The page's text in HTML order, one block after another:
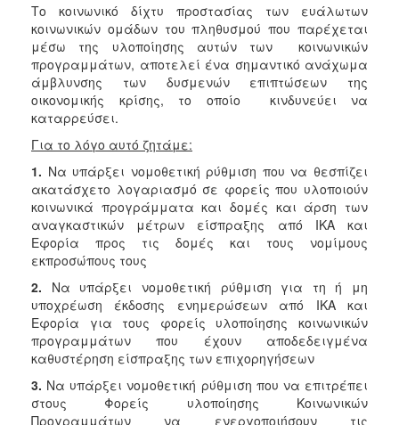
Το κοινωνικό δίχτυ προστασίας των ευάλωτων
κοινωνικών ομάδων του πληθυσμού που παρέχεται
μέσω της υλοποίησης αυτών των κοινωνικών
προγραμμάτων, αποτελεί ένα σημαντικό ανάχωμα
άμβλυνσης των δυσμενών επιπτώσεων της
οικονομικής κρίσης, το οποίο κινδυνεύει να
καταρρεύσει.
Για το λόγο αυτό ζητάμε:
1. Να υπάρξει νομοθετική ρύθμιση που να θεσπίζει
ακατάσχετο λογαριασμό σε φορείς που υλοποιούν
κοινωνικά προγράμματα και δομές και άρση των
αναγκαστικών μέτρων είσπραξης από ΙΚΑ και
Εφορία προς τις δομές και τους νομίμους
εκπροσώπους τους
2. Να υπάρξει νομοθετική ρύθμιση για τη ή μη
υποχρέωση έκδοσης ενημερώσεων από ΙΚΑ και
Εφορία για τους φορείς υλοποίησης κοινωνικών
προγραμμάτων που έχουν αποδεδειγμένα
καθυστέρηση είσπραξης των επιχορηγήσεων
3. Να υπάρξει νομοθετική ρύθμιση που να επιτρέπει
στους Φορείς υλοποίησης Κοινωνικών
Προγραμμάτων να ενεργοποιήσουν τις